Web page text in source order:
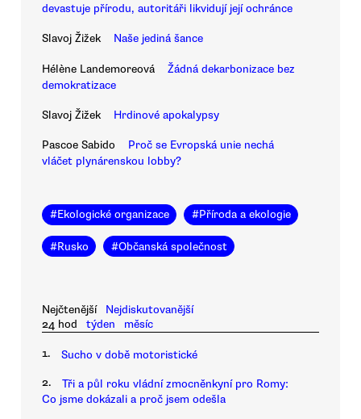
devastuje přírodu, autoritáři likvidují její ochránce
Slavoj Žižek Naše jediná šance
Hélène Landemoreová
Žádná dekarbonizace bez
demokratizace
Slavoj Žižek Hrdinové apokalypsy
Pascoe Sabido
Proč se Evropská unie nechá
vláčet plynárenskou lobby?
#Ekologické organizace #Příroda a ekologie
#Rusko #Občanská společnost
Nejčtenější
Nejdiskutovanější
24 hod
týden měsíc
1. Sucho v době motoristické
2.
Tři a půl roku vládní zmocněnkyní pro Romy:
Co jsme dokázali a proč jsem odešla